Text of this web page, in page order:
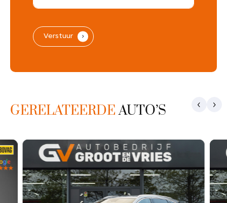
Verstuur .
GERELATEERDEAUTO’S